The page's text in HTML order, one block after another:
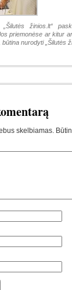
žinios.lt“
priemonėse ar kitur
nurodyti „Šilutės
skelbiamas.